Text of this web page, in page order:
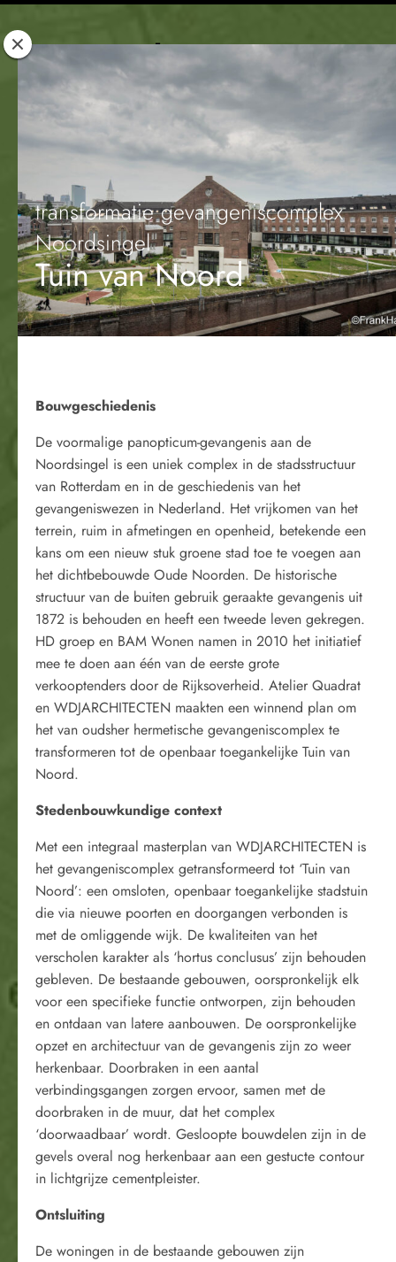
Rotterdam
Woont
transformatie gevangeniscomplex
Noordsingel
Tuin van Noord
Bouwgeschiedenis
De voormalige panopticum-gevangenis aan de
Noordsingel is een uniek complex in de stadsstructuur
van Rotterdam en in de geschiedenis van het
gevangeniswezen in Nederland. Het vrijkomen van het
terrein, ruim in afmetingen en openheid, betekende een
kans om een nieuw stuk groene stad toe te voegen aan
het dichtbebouwde Oude Noorden. De historische
structuur van de buiten gebruik geraakte gevangenis uit
1872 is behouden en heeft een tweede leven gekregen.
HD groep en BAM Wonen namen in 2010 het initiatief
mee te doen aan één van de eerste grote
verkooptenders door de Rijksoverheid. Atelier Quadrat
en WDJARCHITECTEN maakten een winnend plan om
het van oudsher hermetische gevangeniscomplex te
transformeren tot de openbaar toegankelijke Tuin van
Noord.
Stedenbouwkundige context
Met een integraal masterplan van WDJARCHITECTEN is
het gevangeniscomplex getransformeerd tot ‘Tuin van
Noord’: een omsloten, openbaar toegankelijke stadstuin
die via nieuwe poorten en doorgangen verbonden is
met de omliggende wijk. De kwaliteiten van het
verscholen karakter als ‘hortus conclusus’ zijn behouden
gebleven. De bestaande gebouwen, oorspronkelijk elk
voor een specifieke functie ontworpen, zijn behouden
en ontdaan van latere aanbouwen. De oorspronkelijke
opzet en architectuur van de gevangenis zijn zo weer
herkenbaar. Doorbraken in een aantal
verbindingsgangen zorgen ervoor, samen met de
doorbraken in de muur, dat het complex
‘doorwaadbaar’ wordt. Gesloopte bouwdelen zijn in de
gevels overal nog herkenbaar aan een gestucte contour
in lichtgrijze cementpleister.
Ontsluiting
De woningen in de bestaande gebouwen zijn